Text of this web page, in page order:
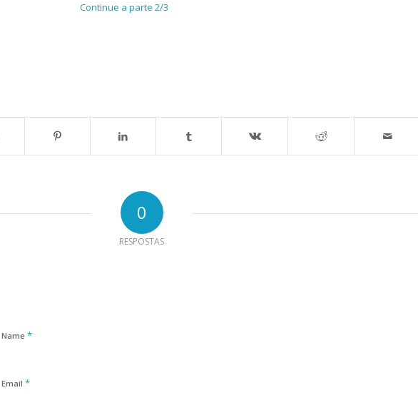
Continue a parte 2/3
0
RESPOSTAS
Name *
Email *